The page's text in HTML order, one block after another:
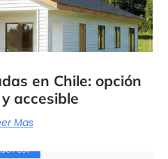
en Chile: opción
accesible
Mas